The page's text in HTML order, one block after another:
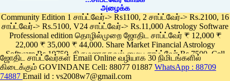
Community Edition 1 சாப்ட்வேர்-> Rs1100, 2 சாப்ட்வேர்-> Rs.2100, 16
சாப்ட்வேர்-> Rs.5100, V24 சாப்ட்வேர்-> Rs.11,000 Astrology Software
Professional edition தொழில்முறை ஜோதிட சாப்ட்வேர் ₹ 12,000 ₹
22,000 ₹ 35,000 ₹ 44,000. Share Market Financial Astrology
Software Rs.19750, திருமணதகவல் மைய சாப்ட்வேர் Rs.7500, Cell
Phone App Rs. 1100
Pay online
ஜோதிட சாப்ட்வேர்கள் Email Online வழியாக 30 நிமிடங்களில்
கிடைக்கும் GOVINDANE Cell: 88077 01887 WhatsApp : 88709
74887 Email id : vs2008w7@gmail.com